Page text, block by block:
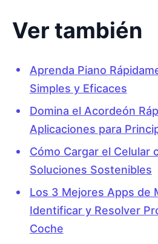
Ver también
Aprenda Piano
Simples y Eficaces
Domina el Acordeón
Aplicaciones para
Cómo Cargar el Celular
Soluciones Sostenibles
Los 3 Mejores Apps de
Identificar y Resolver
Coche